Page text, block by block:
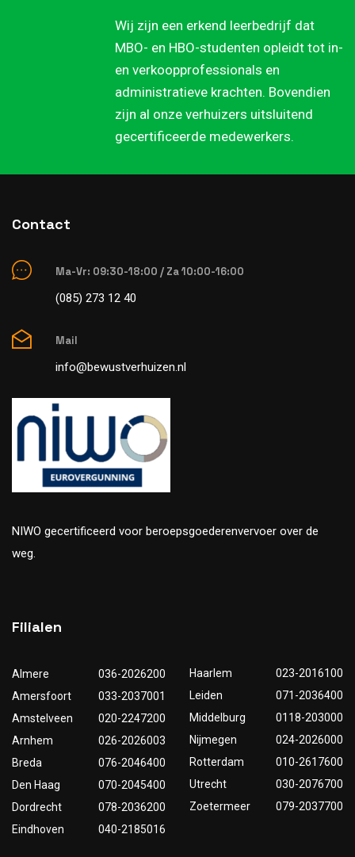
Wij zijn een erkend leerbedrijf dat
MBO- en HBO-studenten opleidt tot in-
en verkoopprofessionals en
administratieve krachten. Bovendien
zijn al onze verhuizers uitsluitend
gecertificeerde medewerkers.
Contact
Ma-Vr: 09:30-18:00 / Za 10:00-16:00
(085) 273 12 40
Mail
info@bewustverhuizen.nl
NIWO gecertificeerd voor beroepsgoederenvervoer over de
weg.
Filialen
Almere
036-2026200
Amersfoort
033-2037001
Amstelveen
020-2247200
Arnhem
026-2026003
Breda
076-2046400
Den Haag
070-2045400
Dordrecht
078-2036200
Eindhoven
040-2185016
Haarlem
023-2016100
Leiden
071-2036400
Middelburg
0118-203000
Nijmegen
024-2026000
Rotterdam
010-2617600
Utrecht
030-2076700
Zoetermeer
079-2037700